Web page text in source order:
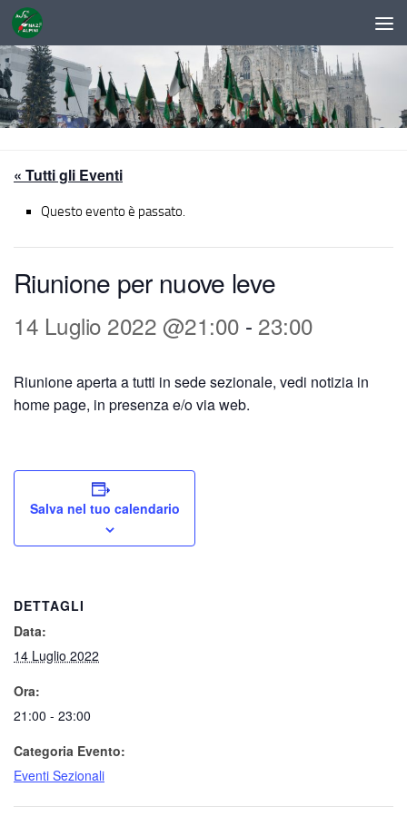
Sotto il contenuto
« Tutti gli Eventi
Questo evento è passato.
Riunione per nuove leve
14 Luglio 2022 @21:00 - 23:00
Riunione aperta a tutti in sede sezionale, vedi notizia in
home page, in presenza e/o via web.
Salva nel tuo calendario
DETTAGLI
Data:
14 Luglio 2022
Ora:
21:00 - 23:00
Categoria Evento:
Eventi Sezionali